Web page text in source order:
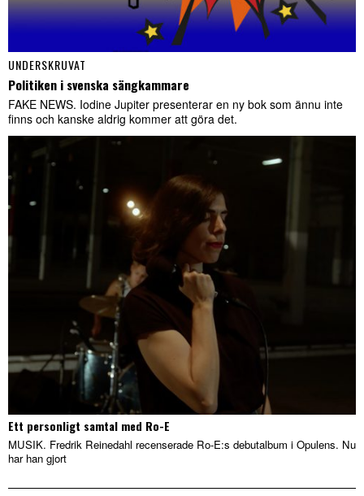
UNDERSKRUVAT
Politiken i svenska sängkammare
FAKE NEWS. Iodine Jupiter presenterar en ny bok som ännu inte
finns och kanske aldrig kommer att göra det.
Ett personligt samtal med Ro-E
MUSIK. Fredrik Reinedahl recenserade Ro-E:s debutalbum i Opulens. Nu
har han gjort